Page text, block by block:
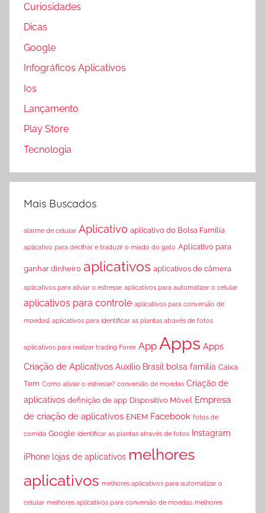
Curiosidades
Dicas
Google
Infográficos Aplicativos
Ios
Lançamento
Play Store
Tecnologia
Mais Buscados
alarme de celular Aplicativo aplicativo do Bolsa Família
aplicativo para decifrar e traduzir o miado do gato Aplicativo para
ganhar dinheiro aplicativos aplicativos de câmera
aplicativos para aliviar o estresse aplicativos para automatizar o celular
aplicativos para controle aplicativos para conversão de
moedas[ aplicativos para identificar as plantas através de fotos
aplicativos para realizar trading Forex App Apps Apps
Criação de Aplicativos Auxílio Brasil bolsa família Caixa
Tem Como aliviar o estresse? conversão de moedas Criação de
aplicativos definição de app Dispositivo Móvel Empresa
de criação de aplicativos ENEM Facebook fotos de
comida Google identificar as plantas através de fotos Instagram
iPhone lojas de aplicativos melhores
aplicativos melhores aplicativos para automatizar o
celular melhores aplicativos para conversão de moedas melhores